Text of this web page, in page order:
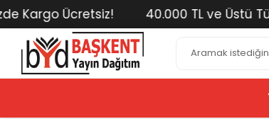
Ücretsiz! 40.000 TL ve Üstü Tüm